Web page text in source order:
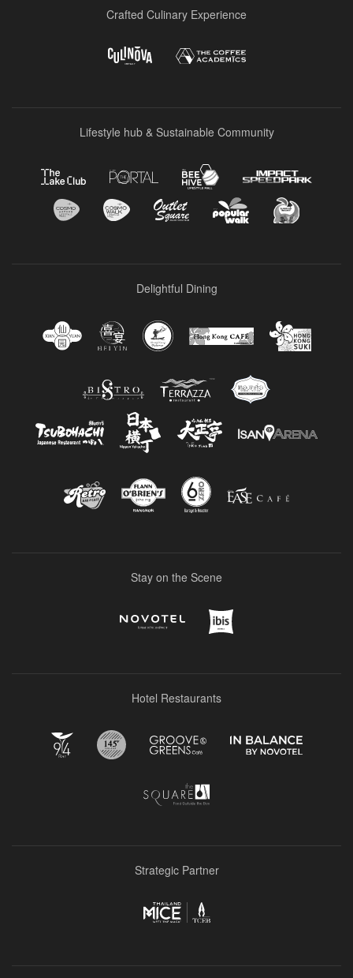
Crafted Culinary Experience
Lifestyle hub & Sustainable Community
Delightful Dining
Stay on the Scene
Hotel Restaurants
Strategic Partner